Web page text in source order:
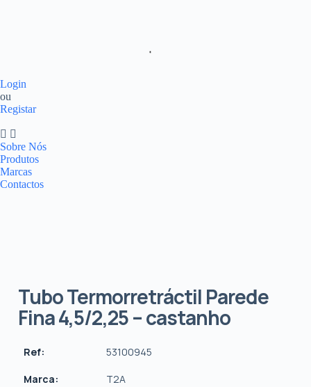
Login
ou
Registar
Sobre Nós
Produtos
Marcas
Contactos
Tubo Termorretráctil Parede
Fina 4,5/2,25 – castanho
Ref: 53100945
Marca: T2A